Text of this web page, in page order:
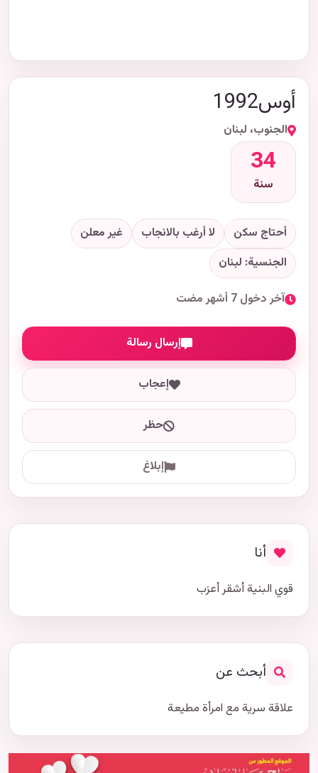
أوس1992
الجنوب، لبنان
34
سنة
أحتاج سكن لا أرغب بالانجاب
غير معلن
الجنسية: لبنان
آخر دخول 7 أشهر مضت
إرسال رسالة
إعجاب
حظر
إبلاغ
أنا
قوي البنية أشقر أعزب
أبحث عن
علاقة سرية مع امرأة مطيعة